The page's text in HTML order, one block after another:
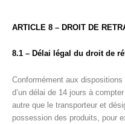
ARTICLE 8 – DROIT DE
8.1 – Délai légal du droit de
Conformément aux
d’un délai de 14 jours à
autre que le transporteur et
possession des produits, pour